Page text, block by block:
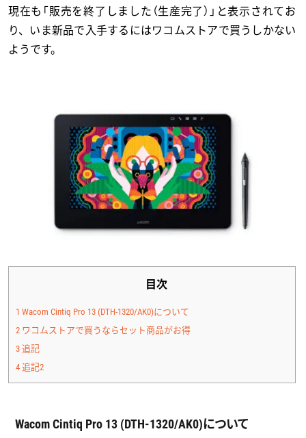
現在も「販売を終了しました（生産完了）」と表示されてお
り、いま新品で入手するにはワコムストアで買うしかない
ようです。
目次
1 Wacom Cintiq Pro 13 (DTH-1320/AK0)について
2 ワコムストアで買うならセット商品がお得
3追記
4追記2
Wacom Cintiq Pro 13 (DTH-1320/AK0)について